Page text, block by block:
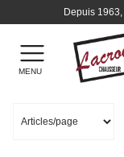
Depuis
MENU